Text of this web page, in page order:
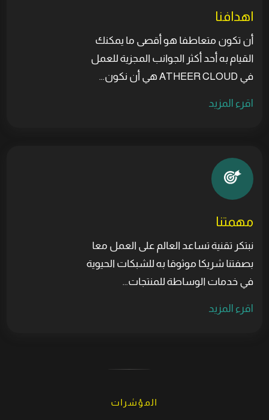
اهدافنا
أن تكون متعاطفا هو أقصى ما يمكنك
القيام به أحد أكثر الجوانب المجزية للعمل
في ATHEER CLOUD هي أن نكون...
اقرء المزيد
مهمتنا
نبتكر تقنية تساعد العالم على العمل معا
بصفتنا شريكا موثوقا به للشبكات الحيوية
في خدمات الوساطة للمنتجات...
اقرء المزيد
المؤشرات